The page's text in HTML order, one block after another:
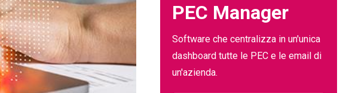
PEC Manager
Software che centralizza in un'unica
dashboard tutte le PEC e le email di
un'azienda.